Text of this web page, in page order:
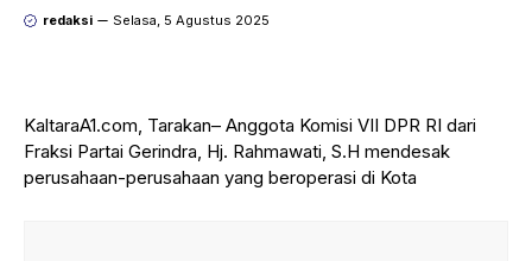
redaksi Selasa, 5 Agustus 2025
KaltaraA1.com, Tarakan– Anggota Komisi VII DPR RI dari
Fraksi Partai Gerindra, Hj. Rahmawati, S.H mendesak
perusahaan-perusahaan yang beroperasi di Kota